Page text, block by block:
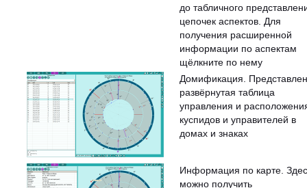
до табличного
цепочек аспектов. Для
получения расширенной
информации по аспектам
щёлкните по нему
Домификация.
развёрнутая таблица
управления и
куспидов и управителей в
домах и знаках
Информация по карте.
можно получить